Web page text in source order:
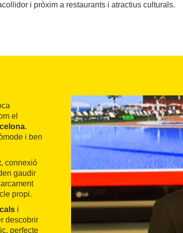
i pròxim a restaurants i atractius culturals.
el
.
i ben
, connexió
gaudir
propi.
i
descobrir
perfecte